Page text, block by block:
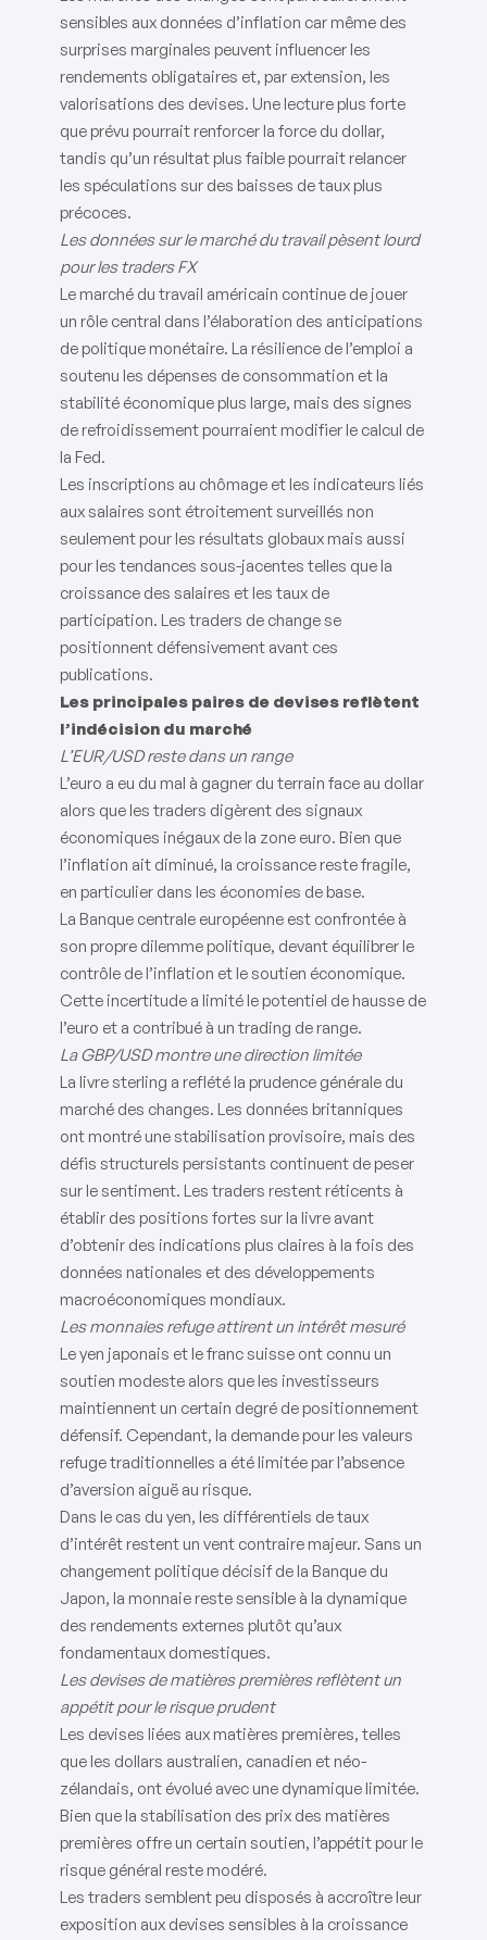
sensibles aux données d’inflation car même des
surprises marginales peuvent influencer les
rendements obligataires et, par extension, les
valorisations des devises. Une lecture plus forte
que prévu pourrait renforcer la force du dollar,
tandis qu’un résultat plus faible pourrait relancer
les spéculations sur des baisses de taux plus
précoces.
Les données sur le marché du travail pèsent lourd
pour les traders FX
Le marché du travail américain continue de jouer
un rôle central dans l’élaboration des anticipations
de politique monétaire. La résilience de l’emploi a
soutenu les dépenses de consommation et la
stabilité économique plus large, mais des signes
de refroidissement pourraient modifier le calcul de
la Fed.
Les inscriptions au chômage et les indicateurs liés
aux salaires sont étroitement surveillés non
seulement pour les résultats globaux mais aussi
pour les tendances sous-jacentes telles que la
croissance des salaires et les taux de
participation. Les traders de change se
positionnent défensivement avant ces
publications.
Les principales paires de devises reflètent
l’indécision du marché
L’EUR/USD reste dans un range
L’euro a eu du mal à gagner du terrain face au dollar
alors que les traders digèrent des signaux
économiques inégaux de la zone euro. Bien que
l’inflation ait diminué, la croissance reste fragile,
en particulier dans les économies de base.
La Banque centrale européenne est confrontée à
son propre dilemme politique, devant équilibrer le
contrôle de l’inflation et le soutien économique.
Cette incertitude a limité le potentiel de hausse de
l’euro et a contribué à un trading de range.
La GBP/USD montre une direction limitée
La livre sterling a reflété la prudence générale du
marché des changes. Les données britanniques
ont montré une stabilisation provisoire, mais des
défis structurels persistants continuent de peser
sur le sentiment. Les traders restent réticents à
établir des positions fortes sur la livre avant
d’obtenir des indications plus claires à la fois des
données nationales et des développements
macroéconomiques mondiaux.
Les monnaies refuge attirent un intérêt mesuré
Le yen japonais et le franc suisse ont connu un
soutien modeste alors que les investisseurs
maintiennent un certain degré de positionnement
défensif. Cependant, la demande pour les valeurs
refuge traditionnelles a été limitée par l’absence
d’aversion aiguë au risque.
Dans le cas du yen, les différentiels de taux
d’intérêt restent un vent contraire majeur. Sans un
changement politique décisif de la Banque du
Japon, la monnaie reste sensible à la dynamique
des rendements externes plutôt qu’aux
fondamentaux domestiques.
Les devises de matières premières reflètent un
appétit pour le risque prudent
Les devises liées aux matières premières, telles
que les dollars australien, canadien et néo-
zélandais, ont évolué avec une dynamique limitée.
Bien que la stabilisation des prix des matières
premières offre un certain soutien, l’appétit pour le
risque général reste modéré.
Les traders semblent peu disposés à accroître leur
exposition aux devises sensibles à la croissance